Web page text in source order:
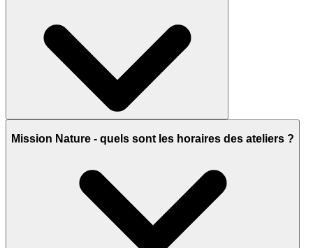
Mission Nature - quels sont les horaires des ateliers ?